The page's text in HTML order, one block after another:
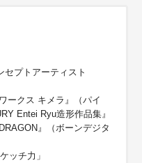
セプトアーティスト
ークス キメラ』（パイ
Entei Ryu造形作品集』
』（ボーンデジタ
ッチ力」